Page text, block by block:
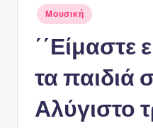
Αναρτήθηκε
σε
Μουσική
΄΄Είμαστε
τα παιδιά
Αλύγιστο